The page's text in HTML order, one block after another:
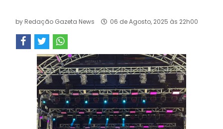
by Redação Gazeta News 06 de Agosto, 2025 às 22h00